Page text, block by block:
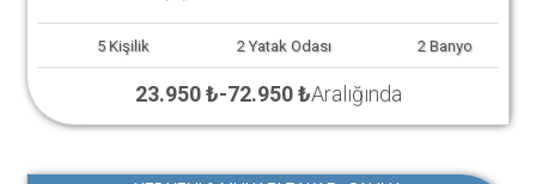
5 Kişilik 2 Yatak Odası 2 Banyo
23.950 ₺-72.950 ₺Aralığında